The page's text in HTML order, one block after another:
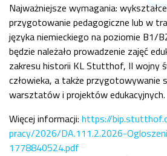
Najważniejsze wymagania:
przygotowanie pedagogiczne lub w
języka niemieckiego na poziomie B1/
będzie należało prowadzenie zajęć
zakresu historii KL Stutthof, II wojny
człowieka, a także przygotowywanie
warsztatów i projektów edukacyjnych.
Więcej informacji: https://
pracy/2026/DA.111.2.2026-
1778840524.pdf